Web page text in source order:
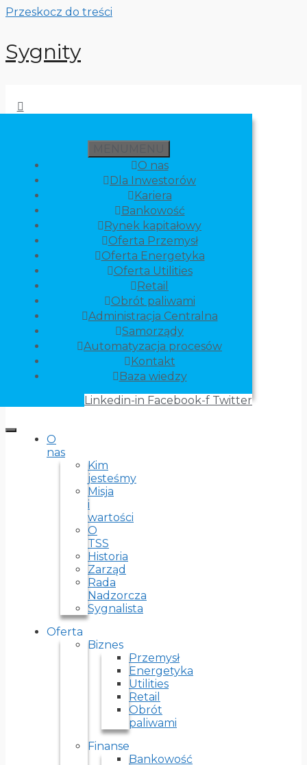
Przeskocz do treści
Sygnity
O nas
Dla Inwestorów
Kariera
Bankowość
Rynek kapitałowy
Oferta Przemysł
Oferta Energetyka
Oferta Utilities
Retail
Obrót paliwami
Administracja Centralna
Samorządy
Automatyzacja procesów
Kontakt
Baza wiedzy
Linkedin-in Facebook-f Twitter
O
nas
Kim
jesteśmy
Misja
i
wartości
O
TSS
Historia
Zarząd
Rada
Nadzorcza
Sygnalista
Oferta
Biznes
Przemysł
Energetyka
Utilities
Retail
Obrót
paliwami
Finanse
Bankowość